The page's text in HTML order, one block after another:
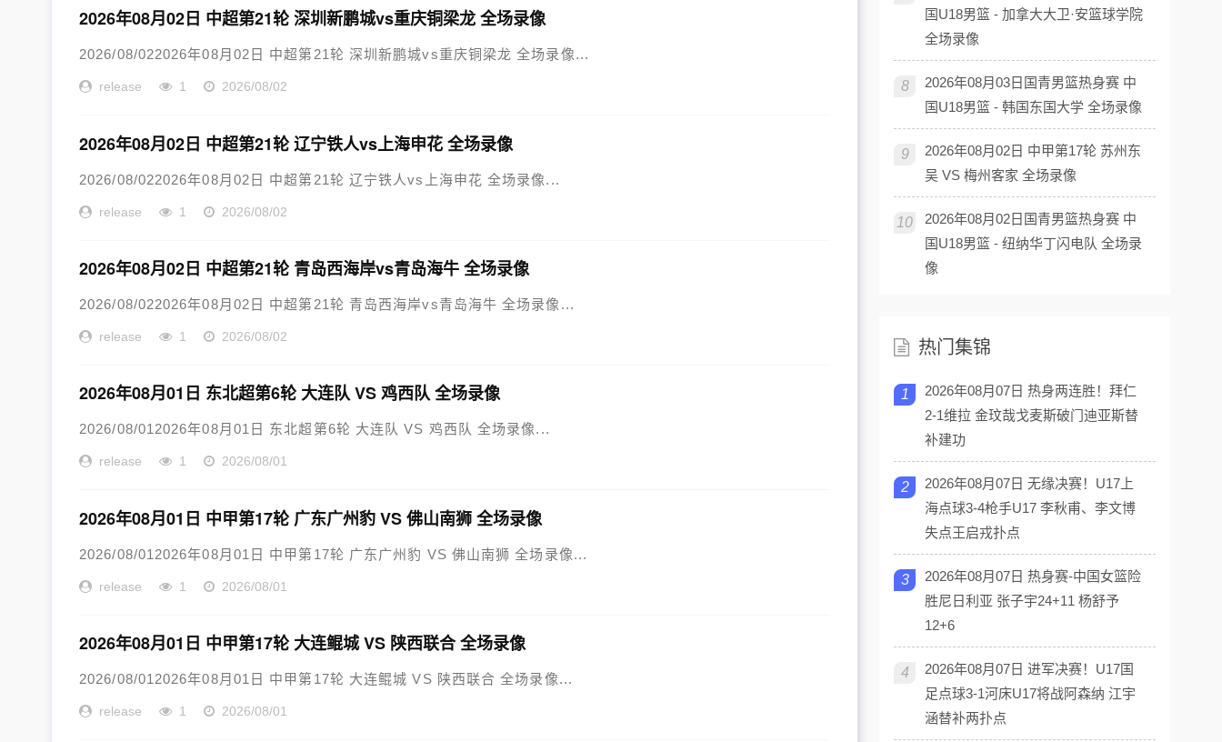
2026年08月02日 中超第21轮 深圳新鹏城vs重庆铜梁龙 全场录像
2026/08/022026年08月02日 中超第21轮 深圳新鹏城vs重庆铜梁龙 全场录像...
release 1 2026/08/02
2026年08月02日 中超第21轮 辽宁铁人vs上海申花 全场录像
2026/08/022026年08月02日 中超第21轮 辽宁铁人vs上海申花 全场录像...
release 1 2026/08/02
2026年08月02日 中超第21轮 青岛西海岸vs青岛海牛 全场录像
2026/08/022026年08月02日 中超第21轮 青岛西海岸vs青岛海牛 全场录像...
release 1 2026/08/02
2026年08月01日 东北超第6轮 大连队 VS 鸡西队 全场录像
2026/08/012026年08月01日 东北超第6轮 大连队 VS 鸡西队 全场录像...
release 1 2026/08/01
2026年08月01日 中甲第17轮 广东广州豹 VS 佛山南狮 全场录像
2026/08/012026年08月01日 中甲第17轮 广东广州豹 VS 佛山南狮 全场录像...
release 1 2026/08/01
2026年08月01日 中甲第17轮 大连鲲城 VS 陕西联合 全场录像
2026/08/012026年08月01日 中甲第17轮 大连鲲城 VS 陕西联合 全场录像...
release 1 2026/08/01
国U18男篮 - 加拿大大卫·安篮球学院
全场录像
8
2026年08月03日国青男篮热身赛 中
国U18男篮 - 韩国东国大学 全场录像
9
2026年08月02日 中甲第17轮 苏州东
吴 VS 梅州客家 全场录像
10
2026年08月02日国青男篮热身赛 中
国U18男篮 - 纽纳华丁闪电队 全场录
像
热门集锦
1
2026年08月07日 热身两连胜！拜仁
2-1维拉 金玟哉戈麦斯破门迪亚斯替
补建功
2
2026年08月07日 无缘决赛！U17上
海点球3-4枪手U17 李秋甫、李文博
失点王启戎扑点
3
2026年08月07日 热身赛-中国女篮险
胜尼日利亚 张子宇24+11 杨舒予
12+6
4
2026年08月07日 进军决赛！U17国
足点球3-1河床U17将战阿森纳 江宇
涵替补两扑点